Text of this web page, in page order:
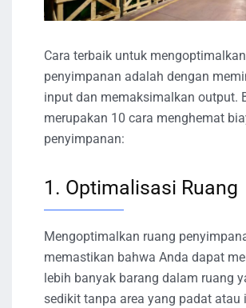
Cara terbaik untuk
penyimpanan adalah dengan
input dan memaksimalkan output.
merupakan 10 cara menghemat
penyimpanan:
1. Optimalisasi Ruang
Mengoptimalkan ruang
memastikan bahwa Anda dapat
lebih banyak barang dalam ruang
sedikit tanpa area yang padat atau